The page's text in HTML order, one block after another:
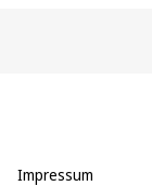
Impressum